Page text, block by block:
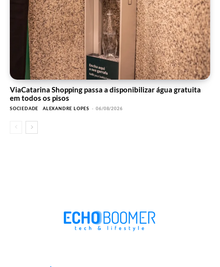
ViaCatarina Shopping passa a disponibilizar água gratuita
em todos os pisos
SOCIEDADE ALEXANDRE LOPES - 06/08/2026